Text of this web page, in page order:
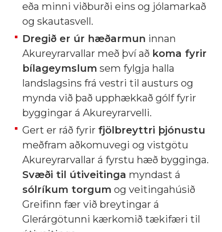
eða minni viðburði eins og jólamarkað
og skautasvell.
Dregið er úr hæðarmun innan
Akureyrarvallar með því að koma fyrir
bílageymslum sem fylgja halla
landslagsins frá vestri til austurs og
mynda við það upphækkað gólf fyrir
byggingar á Akureyrarvelli.
Gert er ráð fyrir fjölbreyttri þjónustu
meðfram aðkomuvegi og vistgötu
Akureyrarvallar á fyrstu hæð bygginga.
Svæði til útiveitinga myndast á
sólríkum torgum og veitingahúsið
Greifinn fær við breytingar á
Glerárgötunni kærkomið tækifæri til